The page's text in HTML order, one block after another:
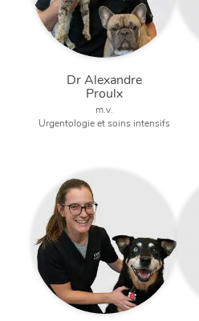
Dr Alexandre
Proulx
m.v.
Urgentologie et soins intensifs